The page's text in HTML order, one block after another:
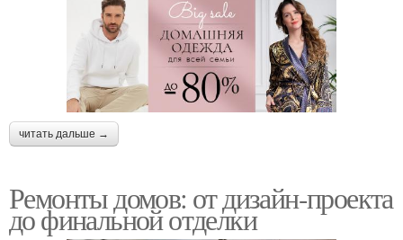
читать дальше →
Ремонты домов: от дизайн-проекта
до финальной отделки